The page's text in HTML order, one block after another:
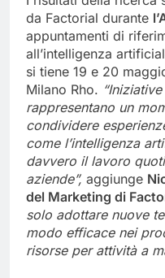
da Factorial durante
appuntamenti di
all’intelligenza
si tiene 19 e 20
Milano Rho.
rappresentano un
condividere
come l’intelligenza
davvero il lavoro
aziende”, aggiunge
del Marketing di
solo adottare nuove
modo efficace nei
risorse per attività a